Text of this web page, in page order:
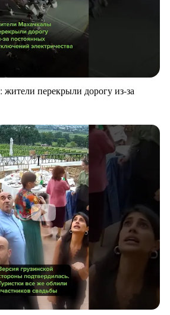
жители перекрыли дорогу из-за